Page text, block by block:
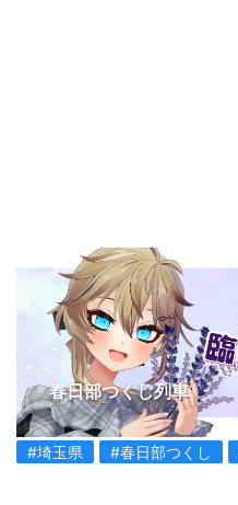
春日部つくし列車
#埼玉県 #春日部つくし